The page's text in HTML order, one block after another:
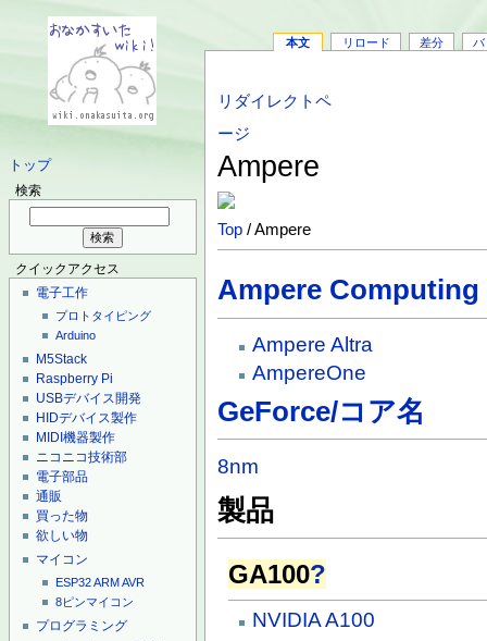
トップ
検索
クイックアクセス
電子工作
プロトタイピング
Arduino
M5Stack
Raspberry Pi
USBデバイス開発
HIDデバイス製作
MIDI機器製作
ニコニコ技術部
電子部品
通販
買った物
欲しい物
マイコン
ESP32ARMAVR
8ピンマイコン
プログラミング
本文 リロード 差分 バ
リダイレクトペ
ージ
Ampere
Top / Ampere
Ampere Computing
Ampere Altra
AmpereOne
GeForce/コア名
8nm
製品
GA100?
NVIDIA A100